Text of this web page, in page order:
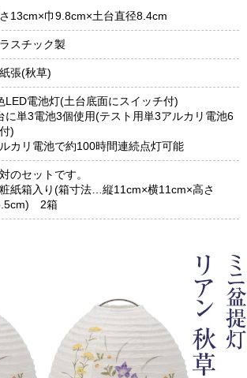
13cm×巾9.8cm×土台直径8.4cm
スチック製
張(秋草)
LED電池灯(土台底面にスイッチ付)
に単3電池3個使用(テスト用単3アルカリ電池6
)
カリ電池で約100時間連続点灯可能
のセットです。
紙箱入り(箱寸法…縦11cm×横11cm×高さ
2箱